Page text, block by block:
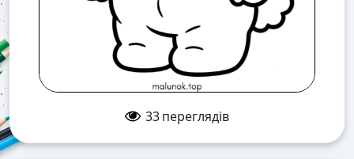
33переглядів